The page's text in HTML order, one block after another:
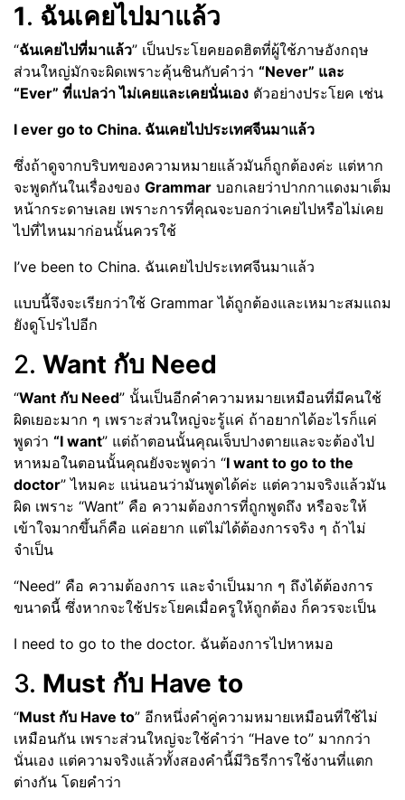
1. ฉันเคยไปมาแล้ว
“ฉันเคยไปที่มาแล้ว” เป็นประโยคยอดฮิตที่ผู้ใช้ภาษอังกฤษ
ส่วนใหญ่มักจะผิดเพราะคุ้นชินกับคำว่า “Never” และ
“Ever” ที่แปลว่า ไม่เคยและเคยนั่นเอง ตัวอย่างประโยค เช่น
I ever go to China. ฉันเคยไปประเทศจีนมาแล้ว
ซึ่งถ้าดูจากบริบทของความหมายแล้วมันก็ถูกต้องค่ะ แต่หาก
จะพูดกันในเรื่องของ Grammar บอกเลยว่าปากกาแดงมาเต็ม
หน้ากระดาษเลย เพราะการที่คุณจะบอกว่าเคยไปหรือไม่เคย
ไปที่ไหนมาก่อนนั้นควรใช้
I’ve been to China. ฉันเคยไปประเทศจีนมาแล้ว
แบบนี้จึงจะเรียกว่าใช้ Grammar ได้ถูกต้องและเหมาะสมแถม
ยังดูโปรไปอีก
2. Want กับ Need
“Want กับ Need” นั้นเป็นอีกคำความหมายเหมือนที่มีคนใช้
ผิดเยอะมาก ๆ เพราะส่วนใหญ่จะรู้แค่ ถ้าอยากได้อะไรก็แค่
พูดว่า “I want” แต่ถ้าตอนนั้นคุณเจ็บปางตายและจะต้องไป
หาหมอในตอนนั้นคุณยังจะพูดว่า “I want to go to the
doctor” ไหมคะ แน่นอนว่ามันพูดได้ค่ะ แต่ความจริงแล้วมัน
ผิด เพราะ “Want” คือ ความต้องการที่ถูกพูดถึง หรือจะให้
เข้าใจมากขึ้นก็คือ แค่อยาก แต่ไม่ได้ต้องการจริง ๆ ถ้าไม่
จำเป็น
“Need” คือ ความต้องการ และจำเป็นมาก ๆ ถึงได้ต้องการ
ขนาดนี้ ซึ่งหากจะใช้ประโยคเมื่อครูให้ถูกต้อง ก็ควรจะเป็น
I need to go to the doctor. ฉันต้องการไปหาหมอ
3. Must กับ Have to
“Must กับ Have to” อีกหนึ่งคำคู่ความหมายเหมือนที่ใช้ไม่
เหมือนกัน เพราะส่วนใหญ่จะใช้คำว่า “Have to” มากกว่า
นั่นเอง แต่ความจริงแล้วทั้งสองคำนี้มีวิธรีการใช้งานที่แตก
ต่างกัน โดยคำว่า